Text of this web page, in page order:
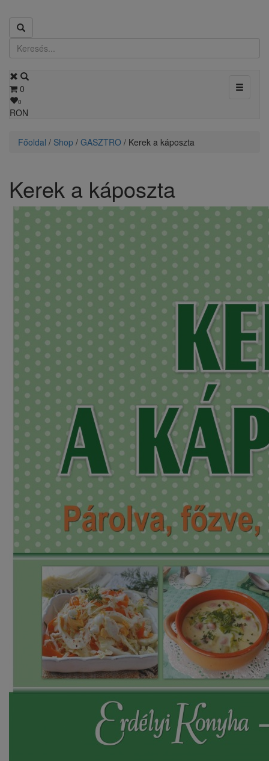
Toggle
0
0
RON
Főoldal / Shop / GASZTRO / Kerek a káposzta
Kerek a káposzta